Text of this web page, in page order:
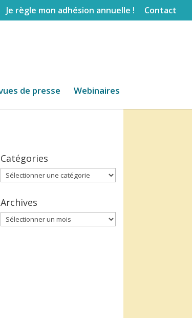
Je règle mon adhésion annuelle ! Contact
de presse Webinaires
Catégories
Catégories
Archives
Archives